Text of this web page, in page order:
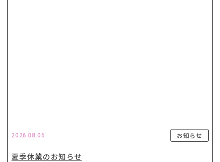
2026.08.05 お知らせ
夏季休業のお知らせ